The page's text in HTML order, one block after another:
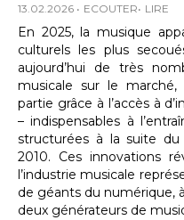
13.02.2026 ECOUTER LIRE
En 2025, la musique
culturels les plus
aujourd’hui de très
musicale sur le
partie grâce à l’accès à
– indispensables à
structurées à la suite
2010. Ces innovations
l’industrie musicale
de géants du numérique,
deux générateurs de